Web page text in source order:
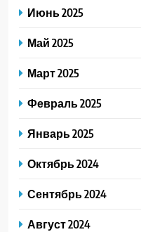
Июнь 2025
Май 2025
Март 2025
Февраль 2025
Январь 2025
Октябрь 2024
Сентябрь 2024
Август 2024